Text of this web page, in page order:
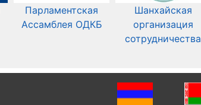
Парламентская
Ассамблея ОДКБ
Шанхайская
организация
сотрудничества